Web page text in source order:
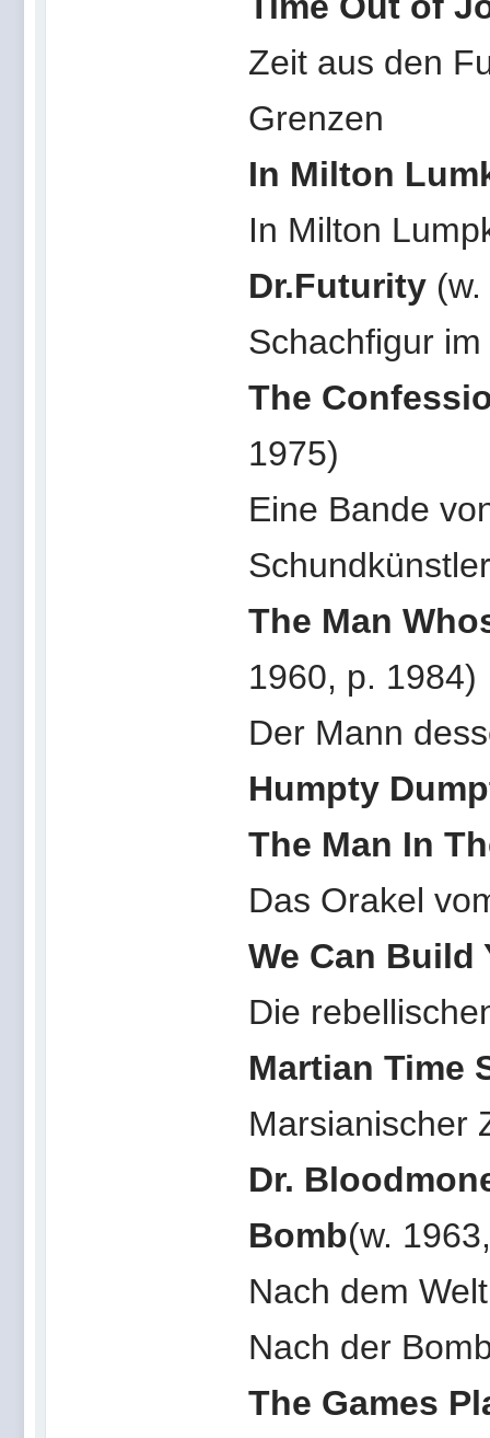
Zeit aus den
Grenzen
In Milton
In Milton
Dr.Futurity
Schachfigur
The
1975)
Eine Bande
The Man
1960, p. 1984)
Der Mann
Humpty
The Man In
Das Orakel
We Can Build
Die
Martian Time
Marsianischer
Dr.
Bomb(w.
Nach dem
Nach der
The Games